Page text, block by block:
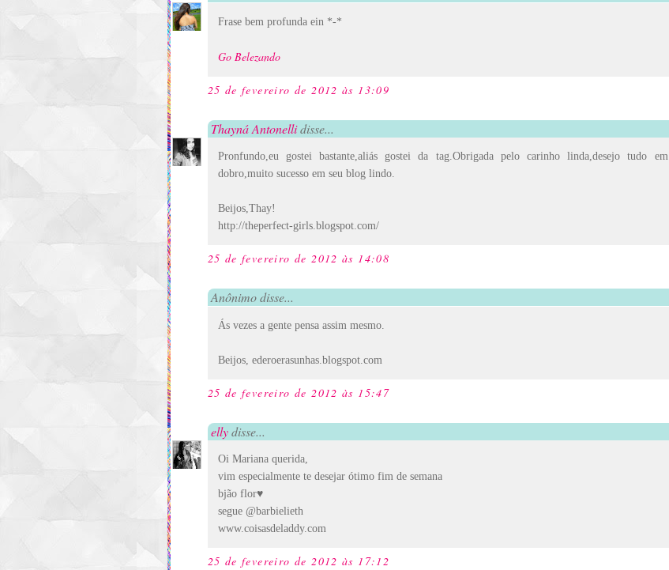
Frase bem profunda ein *-*
Go Belezando
25 de fevereiro de 2012 às 13:09
Thayná Antonellidisse...
Pronfundo,eu gostei bastante,aliás gostei da tag.Obrigada pelo carinho linda,desejo tudo em
dobro,muito sucesso em seu blog lindo.
Beijos,Thay!
http://theperfect-girls.blogspot.com/
25 de fevereiro de 2012 às 14:08
Anônimo disse...
Ás vezes a gente pensa assim mesmo.
Beijos, ederoerasunhas.blogspot.com
25 de fevereiro de 2012 às 15:47
ellydisse...
Oi Mariana querida,
vim especialmente te desejar ótimo fim de semana
bjão flor♥
segue @barbielieth
www.coisasdeladdy.com
25 de fevereiro de 2012 às 17:12